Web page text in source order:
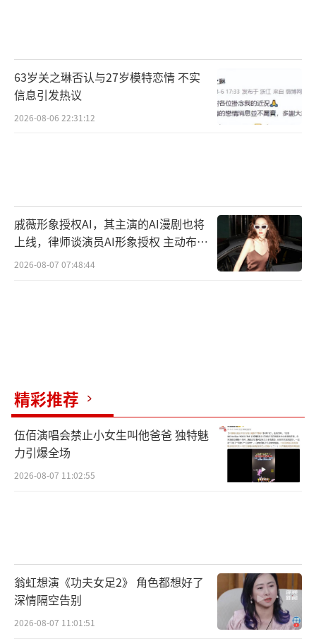
‌腰椎间盘突出症‌：腰椎间盘突出症患者晚
上睡觉时可能因压迫坐骨神经而感到不适，导
致惊醒。可以通过腰部按摩和避免久坐来缓
麻木或疼痛，导致惊醒。可以通过保暖和服用
营养神经药物来缓解。（责任编辑：于浩淙 Hzx0176）
63岁关之琳否认与27岁模特恋情 不实
信息引发热议
2026-08-06 22:31:12
戚薇形象授权AI，其主演的AI漫剧也将
上线，律师谈演员AI形象授权 主动布局
数字资产
2026-08-07 07:48:44
精彩推荐
伍佰演唱会禁止小女生叫他爸爸 独特魅
力引爆全场
2026-08-07 11:02:55
翁虹想演《功夫女足2》 角色都想好了
深情隔空告别
2026-08-07 11:01:51